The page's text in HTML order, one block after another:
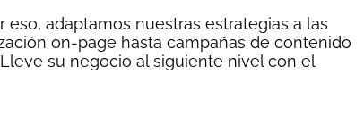
adaptamos nuestras estrategias a las
on-page hasta campañas de contenido
su negocio al siguiente nivel con el